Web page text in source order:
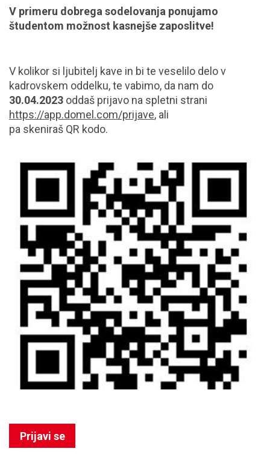
V primeru dobrega sodelovanja ponujamo
študentom možnost kasnejše zaposlitve!
V kolikor si ljubitelj kave in bi te veselilo delo v
kadrovskem oddelku, te vabimo, da nam do
30.04.2023 oddaš prijavo na spletni strani
https://app.domel.com/prijave, ali
pa skeniraš QR kodo.
Prijavi se